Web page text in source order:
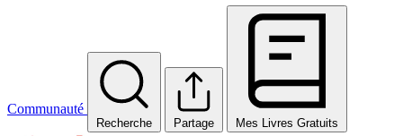
Communauté
Recherche Partage Mes Livres Gratuits